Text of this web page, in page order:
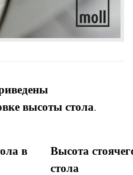
высоты стола.
в
Высота
стола